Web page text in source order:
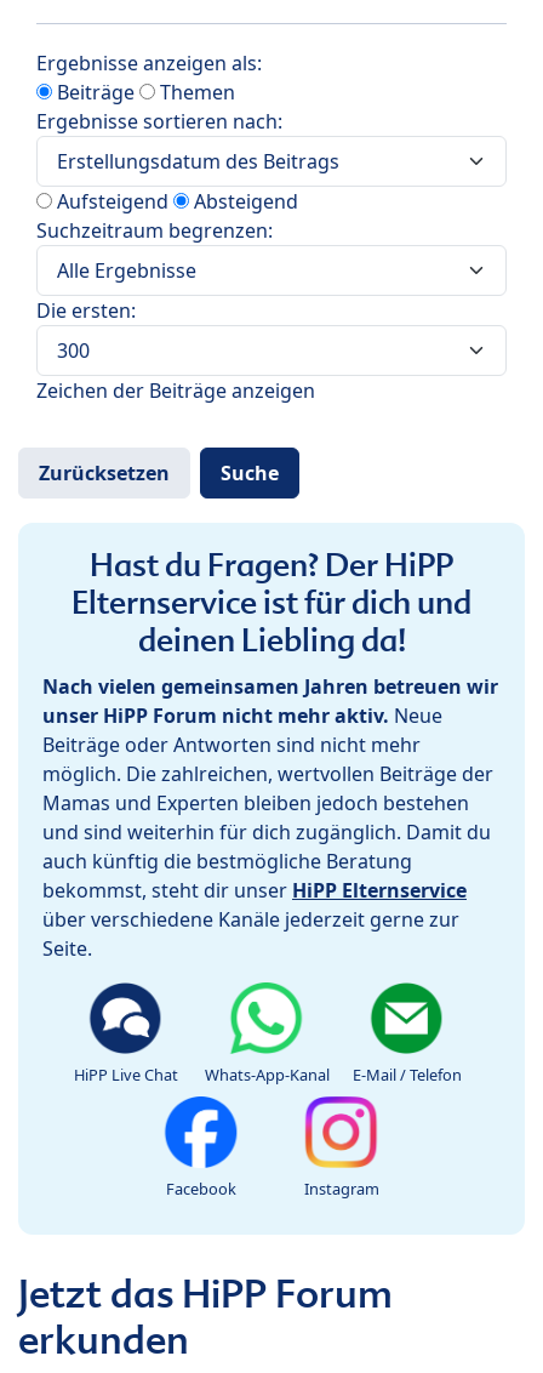
Ergebnisse anzeigen als:
Beiträge
Themen
Ergebnisse sortieren nach:
Aufsteigend
Absteigend
Suchzeitraum begrenzen:
Die ersten:
Zeichen der Beiträge anzeigen
Hast du Fragen? Der HiPP
Elternservice ist für dich und
deinen Liebling da!
Nach vielen gemeinsamen Jahren betreuen wir
unser HiPP Forum nicht mehr aktiv. Neue
Beiträge oder Antworten sind nicht mehr
möglich. Die zahlreichen, wertvollen Beiträge der
Mamas und Experten bleiben jedoch bestehen
und sind weiterhin für dich zugänglich. Damit du
auch künftig die bestmögliche Beratung
bekommst, steht dir unser HiPP Elternservice
über verschiedene Kanäle jederzeit gerne zur
Seite.
HiPP Live Chat Whats-App-Kanal E-Mail / Telefon
Facebook Instagram
Jetzt das HiPP Forum
erkunden